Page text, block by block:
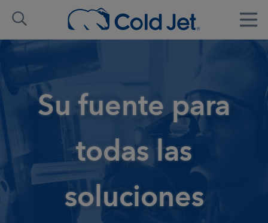
Su fuente para
todas las
soluciones